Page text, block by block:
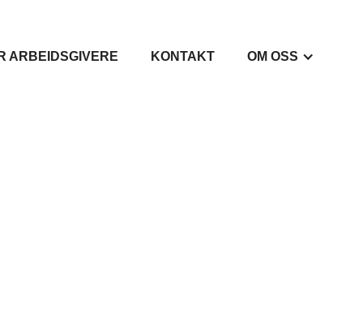
ARBEIDSGIVERE KONTAKT OM OSS